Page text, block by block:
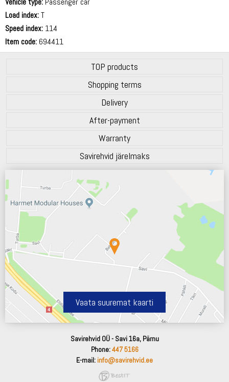
Load index:T
Speed index: 114
Item code: 694411
TOP products
Shopping terms
Delivery
After-payment
Warranty
Savirehvid järelmaks
Vaata suuremat kaarti
Savirehvid OÜ - Savi 16a, Pärnu
Phone:447 5166
E-mail: info@savirehvid.ee